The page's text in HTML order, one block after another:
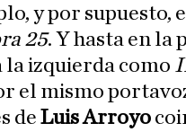
y por supuesto,
25. Y hasta en la
la izquierda como
el mismo
de Luis Arroyo